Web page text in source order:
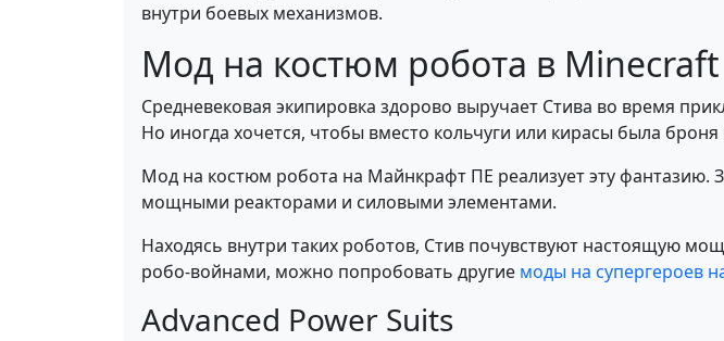
внутри боевых механизмов.
Мод на костюм робота в
Средневековая экипировка здорово выручает Стива во время
Но иногда хочется, чтобы вместо кольчуги или кирасы была броня
Мод на костюм робота на Майнкрафт ПЕ реализует эту фантазию.
мощными реакторами и силовыми элементами.
Находясь внутри таких роботов, Стив почувствуют настоящую
робо-войнами, можно попробовать другие моды на супергероев
Advanced Power Suits